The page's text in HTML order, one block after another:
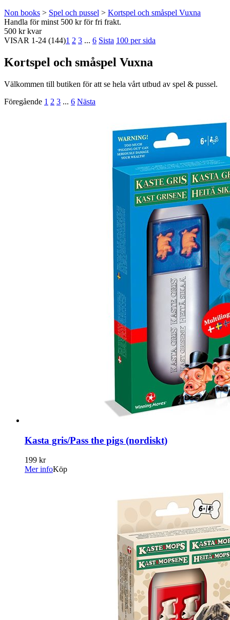
Non books > Spel och pussel > Kortspel och småspel Vuxna
Handla för minst 500 kr för fri frakt.
500 kr kvar
VISAR 1-24 (144)1 2 3 ... 6 Sista 100 per sida
Kortspel och småspel Vuxna
Välkommen till butiken för att se hela vårt utbud av spel & pussel.
Föregående 1 2 3 ... 6 Nästa
Kasta gris/Pass the pigs (nordiskt)
199 kr
Mer infoKöp